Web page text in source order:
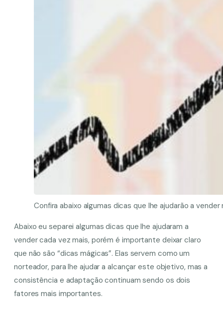
Confira abaixo algumas dicas que lhe ajudarão a
Abaixo eu separei algumas dicas que lhe ajudaram a
vender cada vez mais, porém é importante deixar claro
que não são “dicas mágicas”. Elas servem como um
norteador, para lhe ajudar a alcançar este objetivo, mas a
consistência e adaptação continuam sendo os dois
fatores mais importantes.